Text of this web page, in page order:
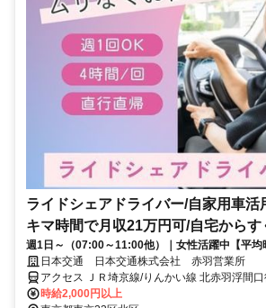
ライドシェアドライバー/自家用車活
キマ時間で月収21万円可/自宅から
る
週1日～（07:00～11:00他）｜女性活躍中【平均
間・愛車で直行直帰】ライドシェアのドライバ
なのでスキマ時間に！当日の急なシフト変更も
日本交通 日本交通株式会社 赤羽営業所
アクセス ＪＲ埼京線/りんかい線 北赤羽浮間
線 志村坂上A3口徒歩約15分
時給2,000円以上